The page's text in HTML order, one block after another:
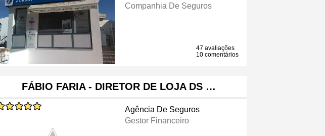
Companhia De Seguros
47 avaliações
10 comentários
FÁBIO FARIA - DIRETOR DE LOJA DS …
Agência De Seguros
Gestor Financeiro